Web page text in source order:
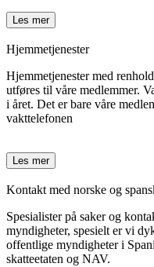
Les mer
Hjemmetjenester
Hjemmetjenester med
utføres til våre medlemmer.
i året. Det er bare våre
vakttelefonen
Les mer
Kontakt med norske og
Spesialister på saker og
myndigheter, spesielt er vi
offentlige myndigheter i
skatteetaten og NAV.